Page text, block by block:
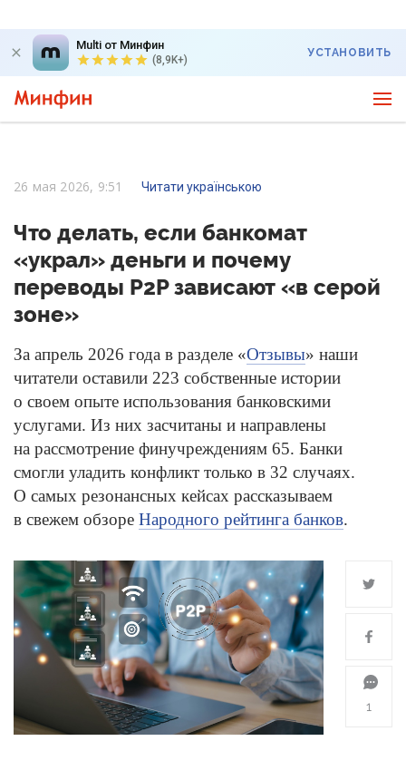
Multi от Минфин
(8,9K+)
УСТАНОВИТЬ
26 мая 2026, 9:51 Читати українською
Что делать, если банкомат
«украл» деньги и почему
переводы P2P зависают «в серой
зоне»
За апрель 2026 года в разделе «Отзывы» наши
читатели оставили 223 собственные истории
о своем опыте использования банковскими
услугами. Из них засчитаны и направлены
на рассмотрение финучреждениям 65. Банки
смогли уладить конфликт только в 32 случаях.
О самых резонансных кейсах рассказываем
в свежем обзоре Народного рейтинга банков.
1